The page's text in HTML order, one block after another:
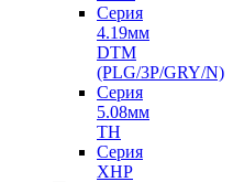
Серия
4.19мм
DTM
(PLG/3P/GRY/N)
Серия
5.08мм
TH
Серия
XHP